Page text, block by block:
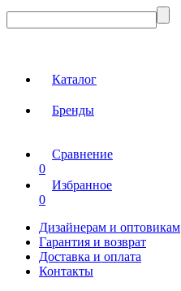
Каталог
Бренды
Сравнение
0
Избранное
0
Дизайнерам и оптовикам
Гарантия и возврат
Доставка и оплата
Контакты